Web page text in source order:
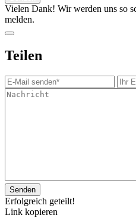
Vielen Dank! Wir werden uns so
melden.
Teilen
Erfolgreich geteilt!
Link kopieren